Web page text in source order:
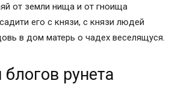
от земли нища и от гноища
его с князи, с князи людей
в дом матерь о чадех веселящуся.
блогов рунета